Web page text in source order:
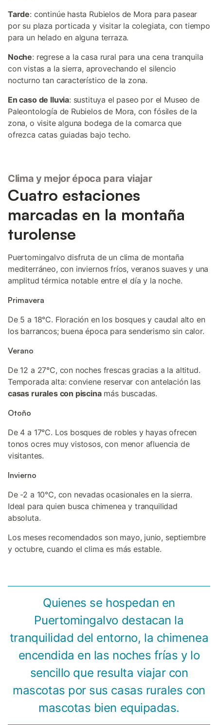
Tarde: continúe hasta Rubielos de Mora para pasear
por su plaza porticada y visitar la colegiata, con tiempo
para un helado en alguna terraza.
Noche: regrese a la casa rural para una cena tranquila
con vistas a la sierra, aprovechando el silencio
nocturno tan característico de la zona.
En caso de lluvia: sustituya el paseo por el Museo de
Paleontología de Rubielos de Mora, con fósiles de la
zona, o visite alguna bodega de la comarca que
ofrezca catas guiadas bajo techo.
Clima y mejor época para viajar
Cuatro estaciones
marcadas en la montaña
turolense
Puertomingalvo disfruta de un clima de montaña
mediterráneo, con inviernos fríos, veranos suaves y una
amplitud térmica notable entre el día y la noche.
Primavera
De 5 a 18°C. Floración en los bosques y caudal alto en
los barrancos; buena época para senderismo sin calor.
Verano
De 12 a 27°C, con noches frescas gracias a la altitud.
Temporada alta: conviene reservar con antelación las
casas rurales con piscinamás buscadas.
Otoño
De 4 a 17°C. Los bosques de robles y hayas ofrecen
tonos ocres muy vistosos, con menor afluencia de
visitantes.
Invierno
De -2 a 10°C, con nevadas ocasionales en la sierra.
Ideal para quien busca chimenea y tranquilidad
absoluta.
Los meses recomendados son mayo, junio, septiembre
y octubre, cuando el clima es más estable.
Quienes se hospedan en
Puertomingalvo destacan la
tranquilidad del entorno, la chimenea
encendida en las noches frías y lo
sencillo que resulta viajar con
mascotas por sus casas rurales con
mascotas bien equipadas.